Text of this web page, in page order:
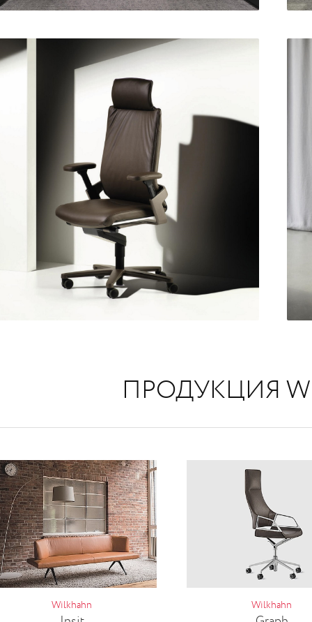
ПРОДУКЦИЯ
Wilkhahn Wilkhahn